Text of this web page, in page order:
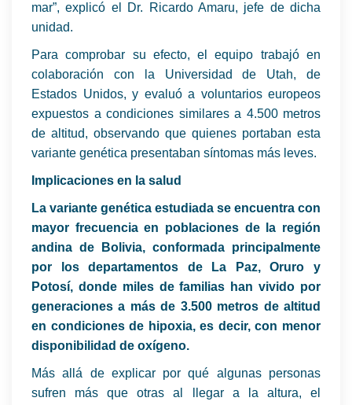
mar”, explicó el Dr. Ricardo Amaru, jefe de dicha
unidad.
Para comprobar su efecto, el equipo trabajó en
colaboración con la Universidad de Utah, de
Estados Unidos, y evaluó a voluntarios europeos
expuestos a condiciones similares a 4.500 metros
de altitud, observando que quienes portaban esta
variante genética presentaban síntomas más leves.
Implicaciones en la salud
La variante genética estudiada se encuentra con
mayor frecuencia en poblaciones de la región
andina de Bolivia, conformada principalmente
por los departamentos de La Paz, Oruro y
Potosí, donde miles de familias han vivido por
generaciones a más de 3.500 metros de altitud
en condiciones de hipoxia, es decir, con menor
disponibilidad de oxígeno.
Más allá de explicar por qué algunas personas
sufren más que otras al llegar a la altura, el